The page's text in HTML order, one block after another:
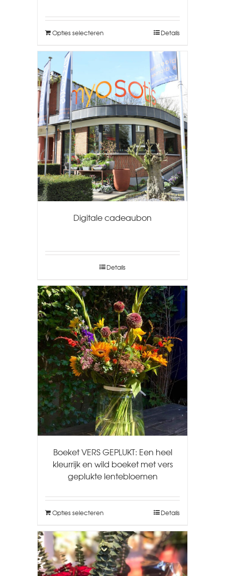
Opties selecteren Details
Digitale cadeaubon
Details
Boeket VERS GEPLUKT: Een heel
kleurrijk en wild boeket met vers
geplukte lentebloemen
Opties selecteren Details